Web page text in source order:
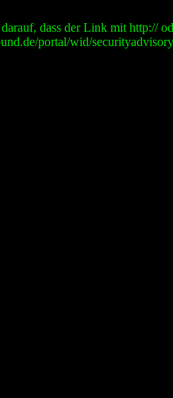
dass der Link mit http://
portal/wid/